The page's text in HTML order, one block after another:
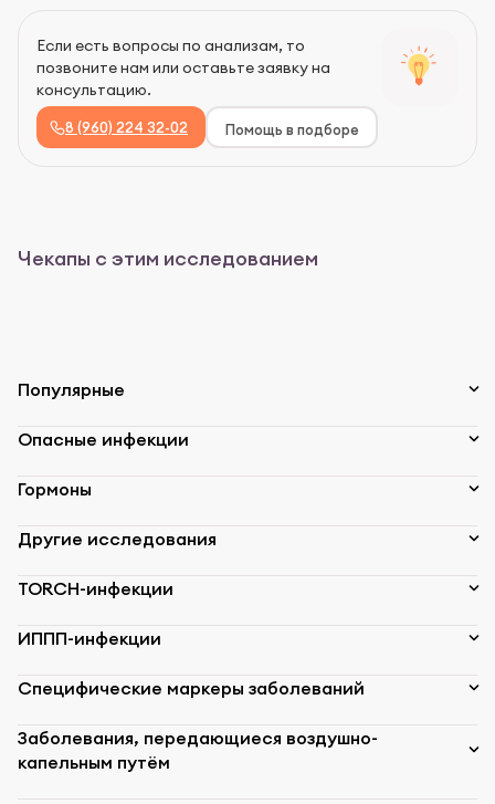
Если есть вопросы по анализам, то
позвоните нам или оставьте заявку на
консультацию.
8 (960) 224 32-02 Помощь в подборе
Чекапы с этим исследованием
Популярные
Опасные инфекции
Гормоны
Другие исследования
TORCH-инфекции
ИППП-инфекции
Специфические маркеры заболеваний
Заболевания, передающиеся воздушно-
капельным путём